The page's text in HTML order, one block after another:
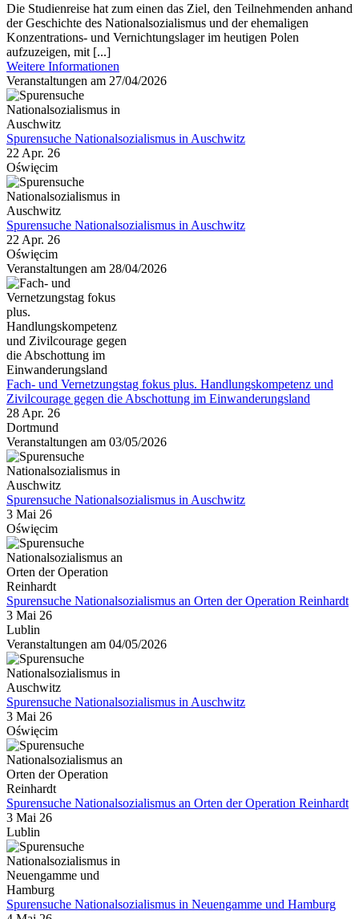
Die Studienreise hat zum einen das Ziel, den Teilnehmenden anhand
der Geschichte des Nationalsozialismus und der ehemaligen
Konzentrations- und Vernichtungslager im heutigen Polen
aufzuzeigen, mit [...]
Weitere Informationen
Veranstaltungen am 27/04/2026
Spurensuche Nationalsozialismus in Auschwitz
22 Apr. 26
Oświęcim
Spurensuche Nationalsozialismus in Auschwitz
22 Apr. 26
Oświęcim
Veranstaltungen am 28/04/2026
Fach- und Vernetzungstag fokus plus. Handlungskompetenz und
Zivilcourage gegen die Abschottung im Einwanderungsland
28 Apr. 26
Dortmund
Veranstaltungen am 03/05/2026
Spurensuche Nationalsozialismus in Auschwitz
3 Mai 26
Oświęcim
Spurensuche Nationalsozialismus an Orten der Operation Reinhardt
3 Mai 26
Lublin
Veranstaltungen am 04/05/2026
Spurensuche Nationalsozialismus in Auschwitz
3 Mai 26
Oświęcim
Spurensuche Nationalsozialismus an Orten der Operation Reinhardt
3 Mai 26
Lublin
Spurensuche Nationalsozialismus in Neuengamme und Hamburg